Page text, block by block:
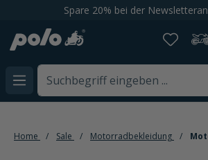
springenSpare 20% bei der
Home Sale Motorradbekleidung